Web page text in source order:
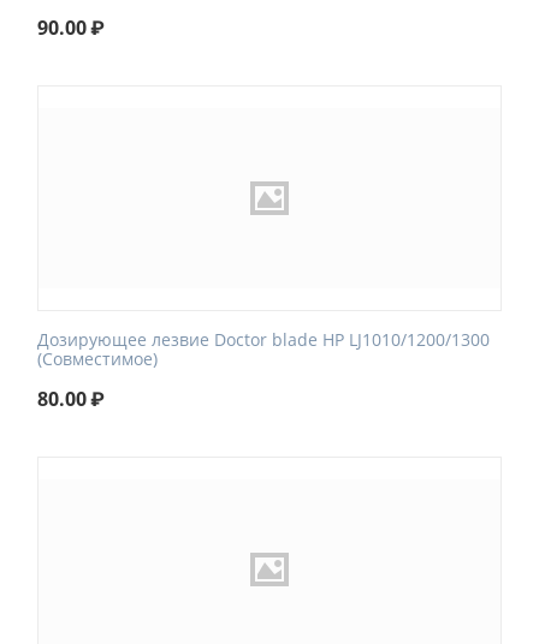
90.00₽
Дозирующее лезвие Doctor blade HP LJ1010/1200/1300
(Совместимое)
80.00₽